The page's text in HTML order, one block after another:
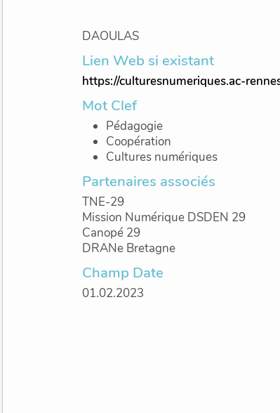
DAOULAS
Lien Web si existant
https://culturesnumeriques.ac-
Mot Clef
Pédagogie
Coopération
Cultures numériques
Partenaires associés
TNE-29
Mission Numérique DSDEN 29
Canopé 29
DRANe Bretagne
Champ Date
01.02.2023